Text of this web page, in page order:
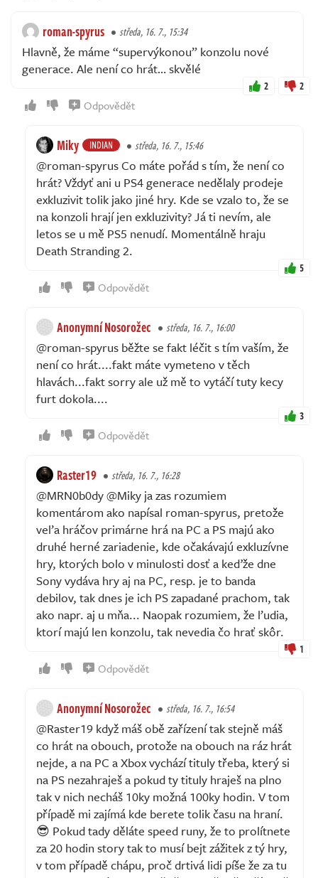
roman-spyrus středa, 16. 7., 15:34
Hlavně, že máme “supervýkonou” konzolu nové
generace. Ale není co hrát… skvělé
2 2
Odpovědět
Miky INDIAN středa, 16. 7., 15:46
@roman-spyrus Co máte pořád s tím, že není co
hrát? Vždyť ani u PS4 generace nedělaly prodeje
exkluzivit tolik jako jiné hry. Kde se vzalo to, že se
na konzoli hrají jen exkluzivity? Já ti nevím, ale
letos se u mě PS5 nenudí. Momentálně hraju
Death Stranding 2.
5
Odpovědět
Anonymní Nosorožec středa, 16. 7., 16:00
@roman-spyrus běžte se fakt léčit s tím vaším, že
není co hrát....fakt máte vymeteno v těch
hlavách...fakt sorry ale už mě to vytáčí tuty kecy
furt dokola....
3
Odpovědět
Raster19 středa, 16. 7., 16:28
@MRN0b0dy @Miky ja zas rozumiem
komentárom ako napísal roman-spyrus, pretože
veľa hráčov primárne hrá na PC a PS majú ako
druhé herné zariadenie, kde očakávajú exkluzívne
hry, ktorých bolo v minulosti dosť a keďže dne
Sony vydáva hry aj na PC, resp. je to banda
debilov, tak dnes je ich PS zapadané prachom, tak
ako napr. aj u mňa... Naopak rozumiem, že ľudia,
ktorí majú len konzolu, tak nevedia čo hrať skôr.
1
Odpovědět
Anonymní Nosorožec středa, 16. 7., 16:54
@Raster19 když máš obě zařízení tak stejně máš
co hrát na obouch, protože na obouch na ráz hrát
nejde, a na PC a Xbox vychází tituly třeba, který si
na PS nezahraješ a pokud ty tituly hraješ na plno
tak v nich necháš 10ky možná 100ky hodin. V tom
případě mi zajímá kde berete tolik času na hraní.
😎 Pokud tady děláte speed runy, že to prolítnete
za 20 hodin story tak to musí bejt zážitek z tý hry,
v tom případě chápu, proč drtivá lidi píše že za tu